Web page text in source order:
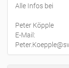
Alle Infos bei
Peter Köpple
E-Mail: